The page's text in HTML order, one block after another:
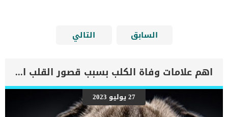
السابق التالي
اهم علامات وفاة الكلب بسبب قصور القلب الاحتقانى
27 يوليو 2023